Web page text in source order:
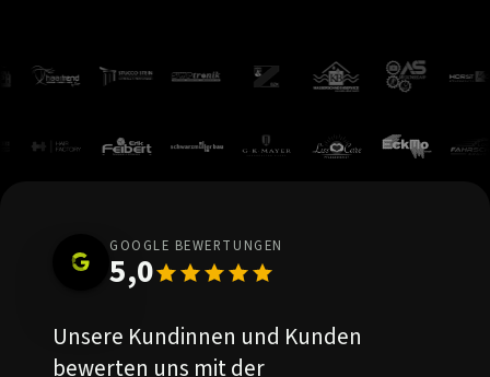
GOOGLE BEWERTUNGEN
5,0
Unsere Kundinnen und Kunden
bewerten uns mit der